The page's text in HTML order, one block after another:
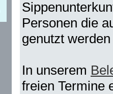
Personen die
genutzt
In unserem
freien Termine